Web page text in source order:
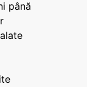
până